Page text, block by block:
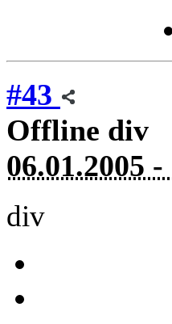
#43
Offline div
06.01.2005
div